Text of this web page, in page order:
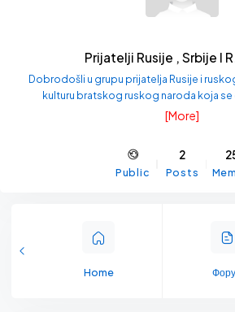
Prijatelji Rusije , Srbije I
Dobrodošli u grupu prijatelja Rusije i
kulturu bratskog ruskog naroda koja
agresivne kulture zapada koja nam
među ostalim
[More]
Public
2
Posts
Home